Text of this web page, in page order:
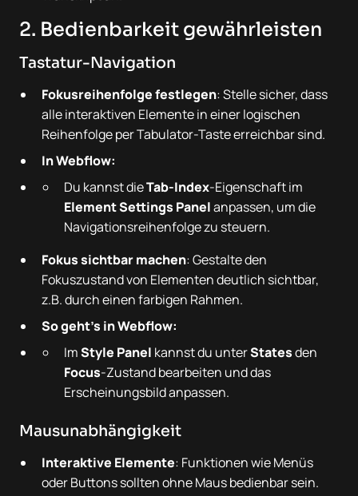
2. Bedienbarkeit gewährleisten
Tastatur-Navigation
Fokusreihenfolge festlegen: Stelle sicher, dass
alle interaktiven Elemente in einer logischen
Reihenfolge per Tabulator-Taste erreichbar sind.
In Webflow:
Du kannst dieTab-Index-Eigenschaft im
Element Settings Panelanpassen, um die
Navigationsreihenfolge zu steuern.
Fokus sichtbar machen: Gestalte den
Fokuszustand von Elementen deutlich sichtbar,
z.B. durch einen farbigen Rahmen.
So geht's in Webflow:
ImStyle Panel kannst du unterStatesden
Focus-Zustand bearbeiten und das
Erscheinungsbild anpassen.
Mausunabhängigkeit
Interaktive Elemente: Funktionen wie Menüs
oder Buttons sollten ohne Maus bedienbar sein.